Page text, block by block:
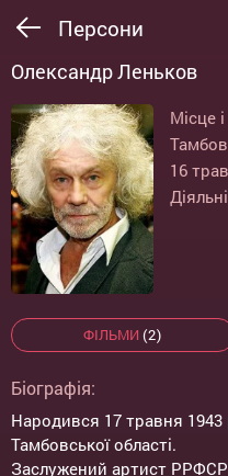
Персони
Олександр Леньков
Місце
16
ФІЛЬМИ (2)
Біографія:
Народився 17 травня
Тамбовської області.
Заслужений артист РРФСР